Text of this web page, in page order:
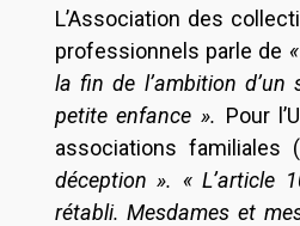
L’Association des
professionnels parle de
la fin de l’ambition d’un
petite enfance ». Pour
associations familiales
déception ». « L’article
rétabli. Mesdames et